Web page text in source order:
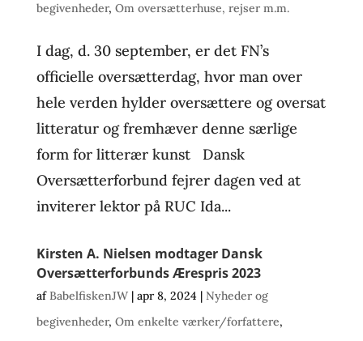
begivenheder, Om oversætterhuse, rejser m.m.
I dag, d. 30 september, er det FN’s
officielle oversætterdag, hvor man over
hele verden hylder oversættere og oversat
litteratur og fremhæver denne særlige
form for litterær kunst Dansk
Oversætterforbund fejrer dagen ved at
inviterer lektor på RUC Ida...
Kirsten A. Nielsen modtager Dansk
Oversætterforbunds Ærespris 2023
afBabelfiskenJW| apr 8, 2024 | Nyheder og
begivenheder, Om enkelte værker/forfattere,